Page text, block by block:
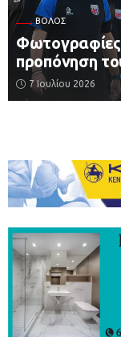
ΒΌΛΟΣ
Φωτογραφίες
προπόνηση
7 Ιουλίου 2026